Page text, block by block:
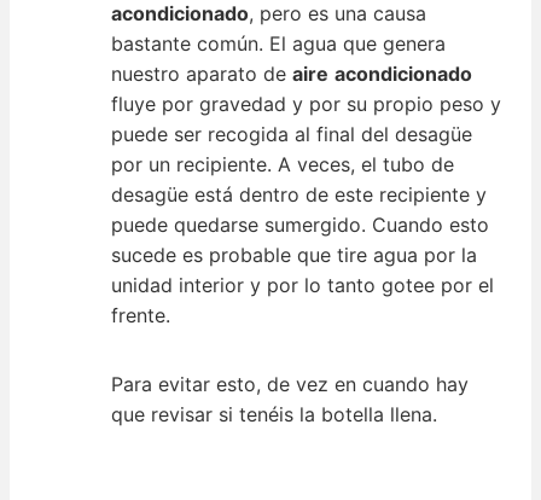
acondicionado, pero es una causa
bastante común. El agua que genera
nuestro aparato de aire acondicionado
fluye por gravedad y por su propio peso y
puede ser recogida al final del desagüe
por un recipiente. A veces, el tubo de
desagüe está dentro de este recipiente y
puede quedarse sumergido. Cuando esto
sucede es probable que tire agua por la
unidad interior y por lo tanto gotee por el
frente.
Para evitar esto, de vez en cuando hay
que revisar si tenéis la botella llena.